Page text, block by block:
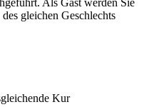
Als Gast werden Sie
gleichen Geschlechts
Kur